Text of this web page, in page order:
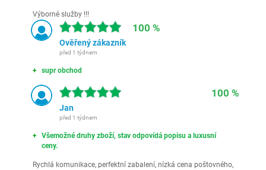
Výborné služby !!!
100 %
Ověřený zákazník
před 1 týdnem
supr obchod
100 %
Jan
před 1 týdnem
Všemožné druhy zboží, stav odpovídá popisu a luxusní
ceny.
Rychlá komunikace, perfektní zabalení, nízká cena poštovného,